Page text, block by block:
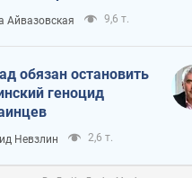
Айвазовская 9,6 т.
обязан остановить
геноцид
Невзлин 2,6 т.